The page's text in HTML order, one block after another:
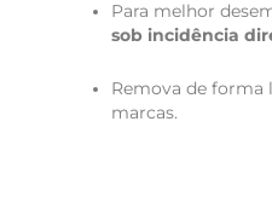
Para melhor
sob incidência
Remova de forma
marcas.